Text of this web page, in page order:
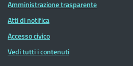
Amministrazione trasparente
Atti di notifica
Accesso civico
Vedi tutti i contenuti